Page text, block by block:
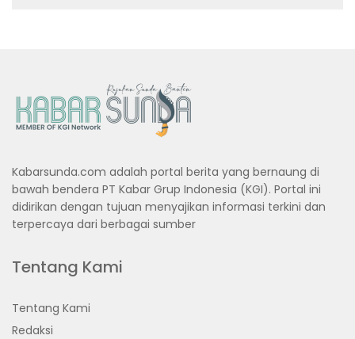
Kabarsunda.com adalah portal berita yang bernaung di
bawah bendera PT Kabar Grup Indonesia (KGI). Portal ini
didirikan dengan tujuan menyajikan informasi terkini dan
terpercaya dari berbagai sumber
Tentang Kami
Tentang Kami
Redaksi